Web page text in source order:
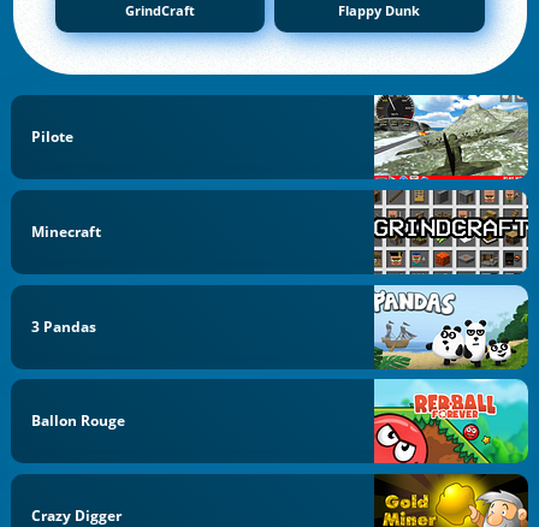
GrindCraft Flappy Dunk
Pilote
Minecraft
3 Pandas
Ballon Rouge
Crazy Digger